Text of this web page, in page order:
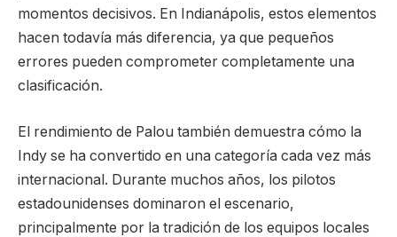
momentos decisivos. En Indianápolis, estos elementos
hacen todavía más diferencia, ya que pequeños
errores pueden comprometer completamente una
clasificación.
El rendimiento de Palou también demuestra cómo la
Indy se ha convertido en una categoría cada vez más
internacional. Durante muchos años, los pilotos
estadounidenses dominaron el escenario,
principalmente por la tradición de los equipos locales